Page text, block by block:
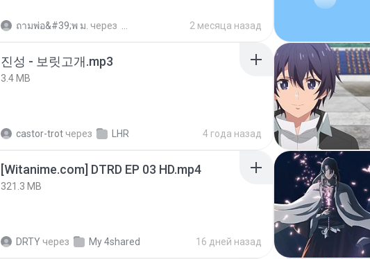
ถามพ่อ&#39;พ ม. через 2 месяца назад
진성 - 보릿고개.mp3
3.4 MB
castor-trot через LHR 4 года назад
[Witanime.com] DTRD EP 03 HD.mp4
321.3 MB
DRTY через My 4shared 16 дней назад